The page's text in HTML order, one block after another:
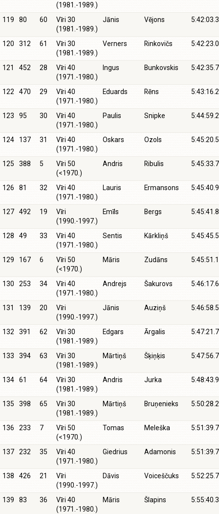
(1981.-1989.)
119 80 60
Vīri 30
(1981.-1989.)
Jānis Vējons 5:42:03.3
120 312 61
Vīri 30
(1981.-1989.)
Verners Rinkovičs 5:42:23.0
121 452 28
Vīri 40
(1971.-1980.)
Ingus Bunkovskis 5:42:35.7
122 470 29
Vīri 40
(1971.-1980.)
Eduards Rēns 5:43:16.2
123 95 30
Vīri 40
(1971.-1980.)
Paulis Snipke 5:44:59.2
124 137 31
Vīri 40
(1971.-1980.)
Oskars Ozols 5:45:20.5
125 388 5
Vīri 50
(<1970.)
Andris Ribulis 5:45:33.7
126 81 32
Vīri 40
(1971.-1980.)
Lauris Ermansons 5:45:40.9
127 492 19
Vīri
(1990.-1997.)
Emīls Bergs 5:45:41.8
128 49 33
Vīri 40
(1971.-1980.)
Sentis Kārkliņš 5:45:45.5
129 167 6
Vīri 50
(<1970.)
Māris Zudāns 5:45:51.1
130 253 34
Vīri 40
(1971.-1980.)
Andrejs Šakurovs 5:46:17.6
131 139 20
Vīri
(1990.-1997.)
Jānis Auziņš 5:46:58.5
132 391 62
Vīri 30
(1981.-1989.)
Edgars Ārgalis 5:47:21.7
133 394 63
Vīri 30
(1981.-1989.)
Mārtiņš Šķiņķis 5:47:56.7
134 61 64
Vīri 30
(1981.-1989.)
Andris Jurka 5:48:43.9
135 398 65
Vīri 30
(1981.-1989.)
Mārtiņš Bruņenieks 5:50:28.2
136 233 7
Vīri 50
(<1970.)
Tomas Meleška 5:51:39.7
137 232 35
Vīri 40
(1971.-1980.)
Giedrius Adamonis 5:51:39.7
138 426 21
Vīri
(1990.-1997.)
Dāvis Voiceščuks 5:52:25.7
139 83 36
Vīri 40
(1971.-1980.)
Māris Šlapins 5:55:40.3